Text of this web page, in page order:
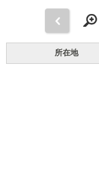
所在地